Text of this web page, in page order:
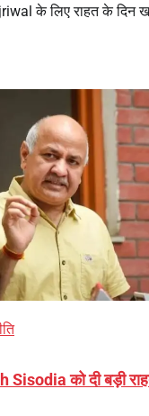
के लिए राहत के दिन
Sisodia को दी बड़ी